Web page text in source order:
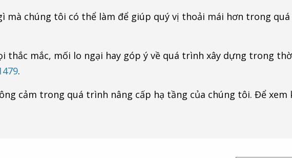
mà chúng tôi có thể làm để giúp quý vị thoải mái hơn trong
thắc mắc, mối lo ngại hay góp ý về quá trình xây dựng trong
.
cảm trong quá trình nâng cấp hạ tầng của chúng tôi. Để xem